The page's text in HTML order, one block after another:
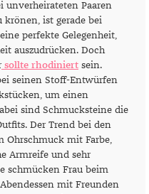
unverheirateten Paaren
krönen, ist gerade bei
perfekte Gelegenheit,
auszudrücken. Doch
sollte rhodiniert sein.
seinen Stoff-Entwürfen
um einen
sind Schmucksteine die
Der Trend bei den
Ohrschmuck mit Farbe,
Armreife und sehr
schmücken Frau beim
mit Freunden